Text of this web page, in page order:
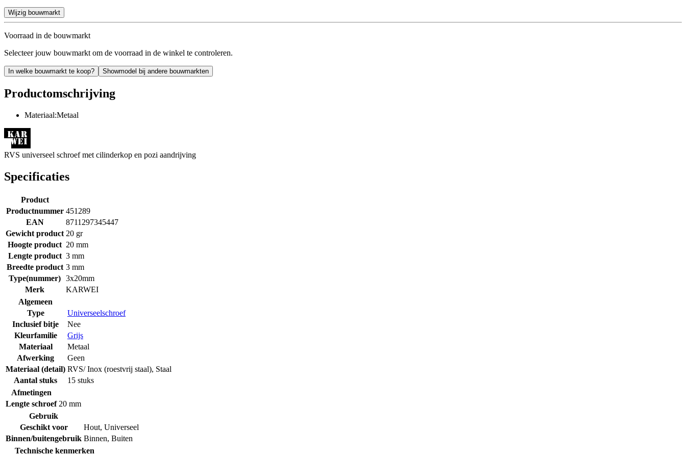
Wijzig bouwmarkt
Voorraad in de bouwmarkt
Selecteer jouw bouwmarkt om de voorraad in de winkel te controleren.
In welke bouwmarkt te koop? Showmodel bij andere bouwmarkten
Productomschrijving
Materiaal:Metaal
RVS universeel schroef met cilinderkop en pozi aandrijving
Specificaties
Product
Productnummer 451289
EAN
8711297345447
Gewicht product 20 gr
Hoogte product 20 mm
Lengte product 3 mm
Breedte product 3 mm
Type(nummer) 3x20mm
Merk
KARWEI
Algemeen
Type
Universeelschroef
Inclusief bitje
Nee
Kleurfamilie
Grijs
Materiaal
Metaal
Afwerking
Geen
Materiaal (detail) RVS/ Inox (roestvrij staal), Staal
Aantal stuks
15 stuks
Afmetingen
Lengte schroef 20 mm
Gebruik
Geschikt voor
Hout, Universeel
Binnen/buitengebruik Binnen, Buiten
Technische kenmerken